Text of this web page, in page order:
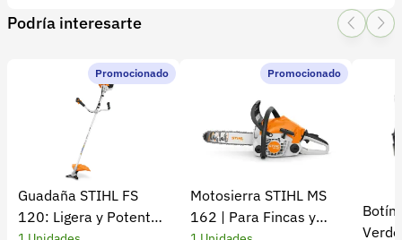
Tipo de producto:Insumo
Subcategoría:Tijeras
1 Star
2 Star
3 Star4 Star
0 calificaciones
5 Estrellas
4 Estrellas
3 Estrellas
2 Estrellas
Podría interesarte
Promocionado
Guadaña STIHL FS
120: Ligera y Potente
Promocionado
Motosierra STIHL MS
162 | Para Fincas y
Botín